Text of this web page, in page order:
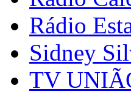
Rádio
Sidney
TV